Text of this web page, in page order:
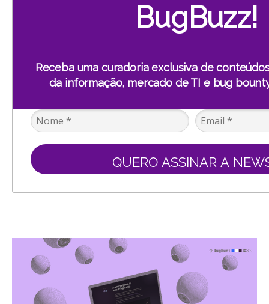
BugBuzz!
Receba uma curadoria exclusiva de
da informação, mercado de TI e bug
QUERO ASSINAR A